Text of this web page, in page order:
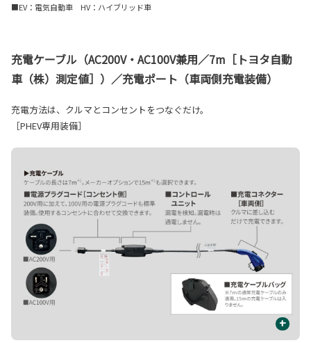
■EV：電気自動車 HV：ハイブリッド車
充電ケーブル（AC200V・AC100V兼用／7m［トヨタ自動
車（株）測定値］）／充電ポート（車両側充電装備）
充電方法は、クルマとコンセントをつなぐだけ。
［PHEV専用装備］
+